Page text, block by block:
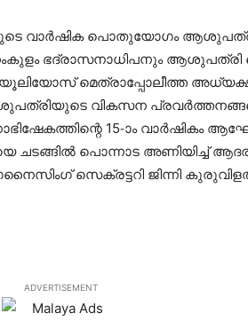
വാര്‍ഷിക പൊതുയോഗം
ഭദ്രാസനാധിപനും
മെത്രാപ്പോലീത്ത
വികസന
15-ാം വാര്‍ഷികം
ചടങ്ങില്‍ പൊന്നാട അണിയിച്ച്
സെക്രട്ടറി ജിന്നി
ADVERTISEMENT